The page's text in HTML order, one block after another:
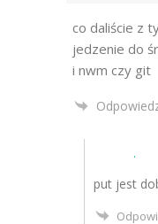
co daliście z
jedzenie do
i nwm czy git
.
put jest